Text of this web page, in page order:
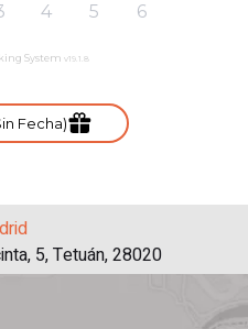
5, Tetuán, 28020